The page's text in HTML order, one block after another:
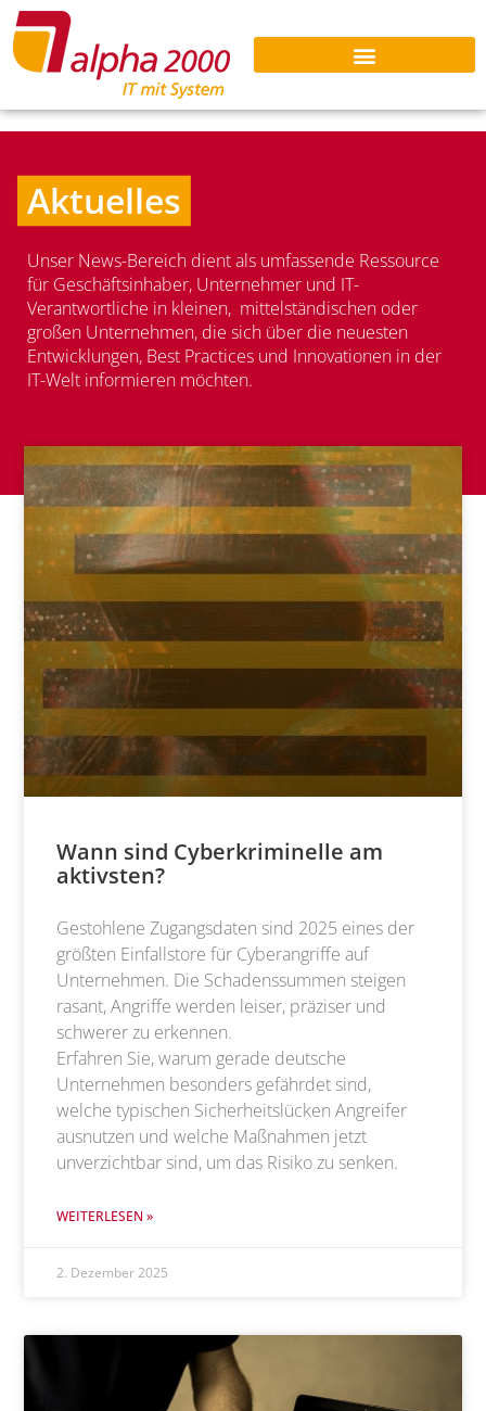
Aktuelles
Unser News-Bereich dient als umfassende Ressource
für Geschäftsinhaber, Unternehmer und IT-
Verantwortliche in kleinen, mittelständischen oder
großen Unternehmen, die sich über die neuesten
Entwicklungen, Best Practices und Innovationen in der
IT-Welt informieren möchten.
Wann sind Cyberkriminelle am
aktivsten?
Gestohlene Zugangsdaten sind 2025 eines der
größten Einfallstore für Cyberangriffe auf
Unternehmen. Die Schadenssummen steigen
rasant, Angriffe werden leiser, präziser und
schwerer zu erkennen.
Erfahren Sie, warum gerade deutsche
Unternehmen besonders gefährdet sind,
welche typischen Sicherheitslücken Angreifer
ausnutzen und welche Maßnahmen jetzt
unverzichtbar sind, um das Risiko zu senken.
WEITERLESEN »
2. Dezember 2025